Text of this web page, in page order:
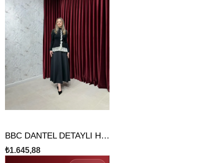
BBC DANTEL DETAYLI HIRKA
₺1.645,88